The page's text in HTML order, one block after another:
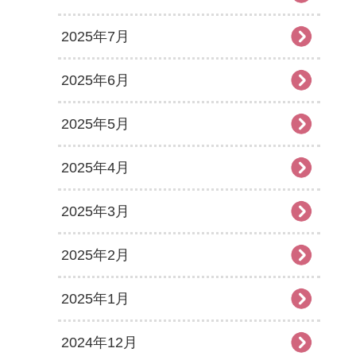
2025年7月
2025年6月
2025年5月
2025年4月
2025年3月
2025年2月
2025年1月
2024年12月